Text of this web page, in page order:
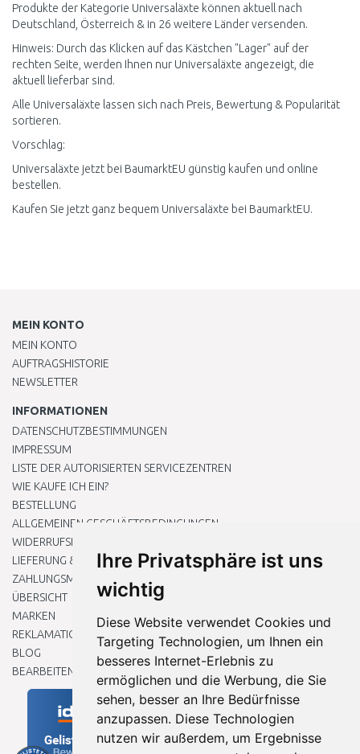
Ihre Privatsphäre ist uns
wichtig
Diese Website verwendet Cookies und
Targeting Technologien, um Ihnen ein
besseres Internet-Erlebnis zu
ermöglichen und die Werbung, die Sie
sehen, besser an Ihre Bedürfnisse
anzupassen. Diese Technologien
nutzen wir außerdem, um Ergebnisse
Produkte der Kategorie Universaläxte können aktuell nach
Deutschland, Österreich & in 26 weitere Länder versenden.
Hinweis: Durch das Klicken auf das Kästchen "Lager" auf der
rechten Seite, werden Ihnen nur Universaläxte angezeigt, die
aktuell lieferbar sind.
Alle Universaläxte lassen sich nach Preis, Bewertung & Popularität
sortieren.
Vorschlag:
Universaläxte jetzt bei BaumarktEU günstig kaufen und online
bestellen.
Kaufen Sie jetzt ganz bequem Universaläxte bei BaumarktEU.
MEIN KONTO
MEIN KONTO
AUFTRAGSHISTORIE
NEWSLETTER
INFORMATIONEN
DATENSCHUTZBESTIMMUNGEN
IMPRESSUM
LISTE DER AUTORISIERTEN SERVICEZENTREN
WIE KAUFE ICH EIN?
BESTELLUNG
ALLGEMEINEN GESCHÄFTSBEDINGUNGEN
WIDERRUFSRECHT
LIEFERUNG & ZAHLUNG
ZAHLUNGSMETHODEN
ÜBERSICHT
MARKEN
REKLAMATIONEN UND RETOUREN
BLOG
BEARBEITEN SIE MEINE COOKIE-EINSTELLUNGEN